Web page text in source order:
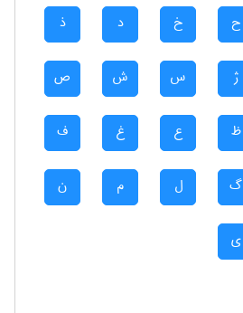
ح خ د ذ
ژ س ش ص
ظ ع غ ف
گ ل م ن
ی